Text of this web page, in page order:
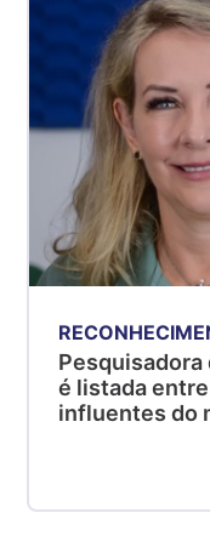
Pesquisadora
é listada
influentes do